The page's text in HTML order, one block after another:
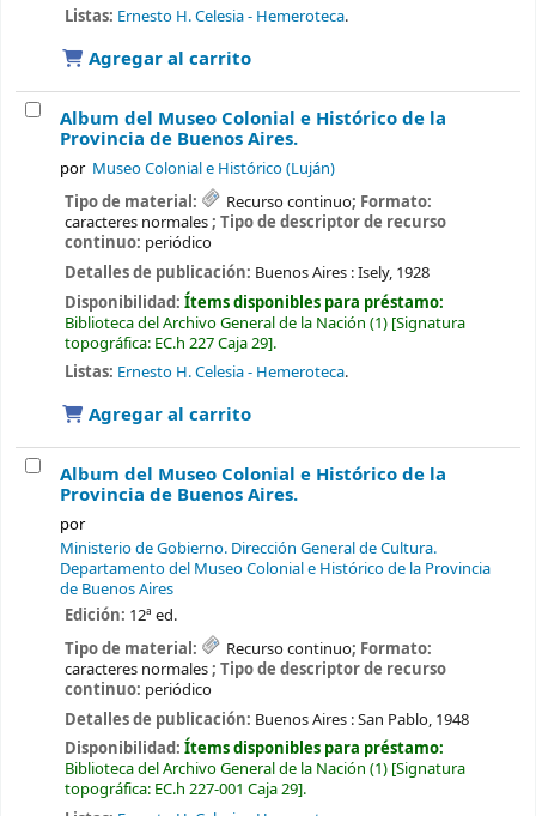
Listas: Ernesto H. Celesia - Hemeroteca.
Agregar al carrito
Album del Museo Colonial e Histórico de la
Provincia de Buenos Aires.
por Museo Colonial e Histórico (Luján)
Tipo de material: Recurso continuo; Formato:
caracteres normales; Tipo de descriptor de recurso
continuo: periódico
Detalles de publicación: Buenos Aires :Isely, 1928
Disponibilidad: Ítems disponibles para préstamo:
Biblioteca del Archivo General de la Nación (1) Signatura
topográfica: EC.h 227 Caja 29 .
Listas: Ernesto H. Celesia - Hemeroteca.
Agregar al carrito
Album del Museo Colonial e Histórico de la
Provincia de Buenos Aires.
por
Ministerio de Gobierno. Dirección General de Cultura.
Departamento del Museo Colonial e Histórico de la Provincia
de Buenos Aires
Edición: 12ª ed.
Tipo de material:
Recurso continuo; Formato:
caracteres normales; Tipo de descriptor de recurso
continuo: periódico
Detalles de publicación: Buenos Aires :San Pablo, 1948
Disponibilidad: Ítems disponibles para préstamo:
Biblioteca del Archivo General de la Nación (1) Signatura
topográfica: EC.h 227-001 Caja 29 .